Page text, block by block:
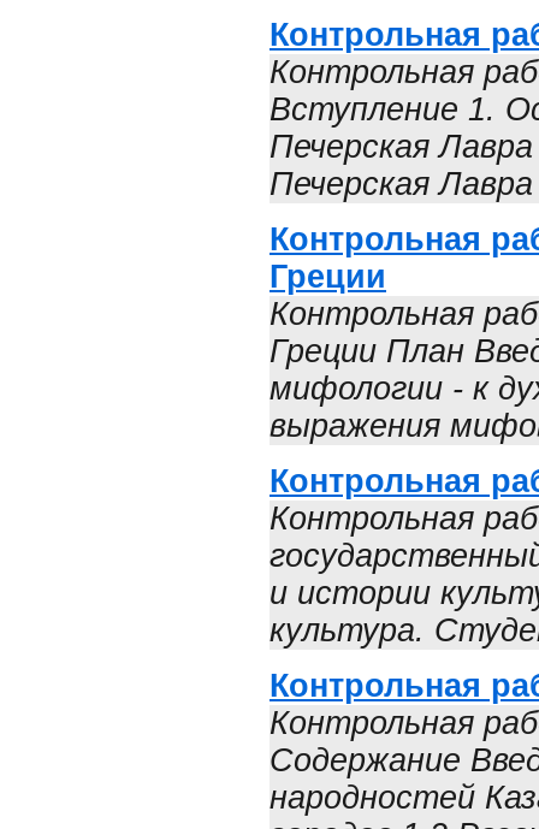
Контрольная
Контрольная
Вступление 1.
Печерская
Печерская
Контрольная
Греции
Контрольная
Греции План
мифологии - к
выражения
Контрольная
Контрольная
и истории
культура.
Контрольная
Контрольная
Содержание
народностей